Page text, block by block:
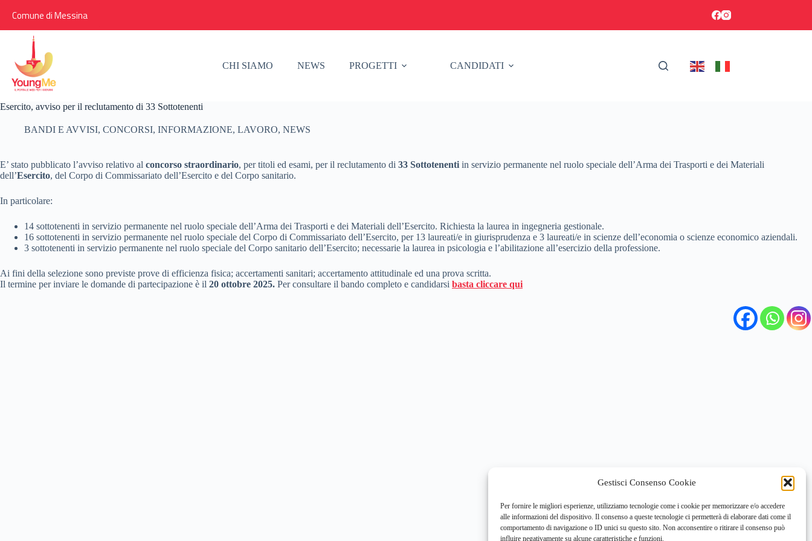
Gestisci Consenso Cookie
Per fornire le migliori esperienze, utilizziamo tecnologie come i cookie per memorizzare e/o accedere
alle informazioni del dispositivo. Il consenso a queste tecnologie ci permetterà di elaborare dati come il
comportamento di navigazione o ID unici su questo sito. Non acconsentire o ritirare il consenso può
influire negativamente su alcune caratteristiche e funzioni.
Comune di Messina
CHI SIAMO NEWS PROGETTI CANDIDATI
Esercito, avviso per il reclutamento di 33 Sottotenenti
BANDI E AVVISI, CONCORSI, INFORMAZIONE, LAVORO, NEWS
E’ stato pubblicato l’avviso relativo al concorso straordinario, per titoli ed esami, per il reclutamento di 33 Sottotenenti in servizio permanente nel ruolo speciale dell’Arma dei Trasporti e dei Materiali
dell’Esercito, del Corpo di Commissariato dell’Esercito e del Corpo sanitario.
In particolare:
14 sottotenenti in servizio permanente nel ruolo speciale dell’Arma dei Trasporti e dei Materiali dell’Esercito. Richiesta la laurea in ingegneria gestionale.
16 sottotenenti in servizio permanente nel ruolo speciale del Corpo di Commissariato dell’Esercito, per 13 laureati/e in giurisprudenza e 3 laureati/e in scienze dell’economia o scienze economico aziendali.
3 sottotenenti in servizio permanente nel ruolo speciale del Corpo sanitario dell’Esercito; necessarie la laurea in psicologia e l’abilitazione all’esercizio della professione.
Ai fini della selezione sono previste prove di efficienza fisica; accertamenti sanitari; accertamento attitudinale ed una prova scritta.
Il termine per inviare le domande di partecipazione è il 20 ottobre 2025. Per consultare il bando completo e candidarsi basta cliccare qui